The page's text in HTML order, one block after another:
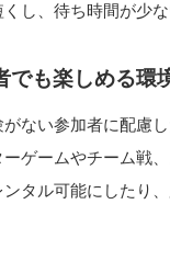
し、待ち時間が少
でも楽しめる環
がない参加者に配慮
ーゲームやチーム戦
ンタル可能にしたり